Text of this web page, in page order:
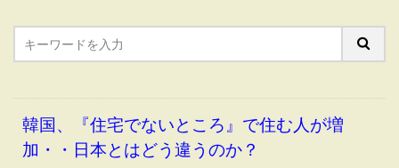
韓国、『住宅でないところ』で住む人が増
加・・日本とはどう違うのか？